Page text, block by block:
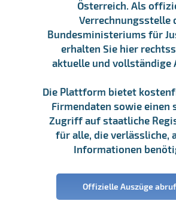
Österreich. Als
Verrechnungsstelle
Bundesministeriums für
erhalten Sie hier
aktuelle und vollständige
Die Plattform bietet
Firmendaten sowie einen
Zugriff auf staatliche
für alle, die verlässliche,
Informationen
Offizielle Auszüge